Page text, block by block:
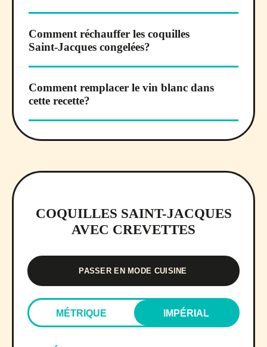
Comment réchauffer les coquilles
Saint-Jacques congelées?
Comment remplacer le vin blanc dans
cette recette?
COQUILLES SAINT-JACQUES
AVEC CREVETTES
PASSER EN MODE CUISINE
MÉTRIQUE IMPÉRIAL